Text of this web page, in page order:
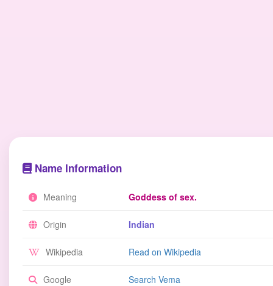
Name Information
Meaning Goddess of sex.
Origin Indian
Wikipedia Read on Wikipedia
Google Search Vema